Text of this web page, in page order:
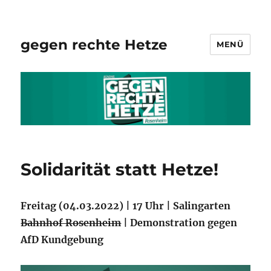
gegen rechte Hetze MENÜ
Solidarität statt Hetze!
Freitag (04.03.2022) | 17 Uhr | Salingarten
Bahnhof Rosenheim| Demonstration gegen
AfD Kundgebung